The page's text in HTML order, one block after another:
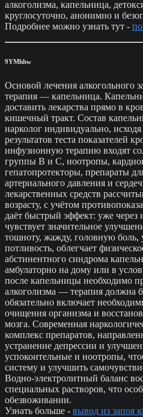
алкоголизма, капельница,
круглосуточно, анонимно и
Подробнее можно узнать тут -
9YMhhw
Основой лечения алкогольного
терапия — капельница.
доставить лекарства прямо в
кишечный тракт. Состав
нарколог индивидуально,
результатов теста показателей
инфузионную терапию входят
группы B и C, ноотропы,
гепатопротекторы, препараты
артериального давления и
лекарственных средств
возрасту, с учётом
даёт быстрый эффект: уже через
чувствует значительное
тошноту, жажду, головную боль,
потливость, облегчает
абстинентного синдрома
амбулаторно на дому или в
после капельницы необходимо
алкоголизма — терапия должна
обязательно включает
очищения организма и
мозга. Современная
комплекс препаратов,
устранение депрессии и
успокоительные и ноотропы,
систему и улучшить
Водно-электролитный баланс
специальных растворов, что
обезвоживании.
Узнать больше - вывод из запоя